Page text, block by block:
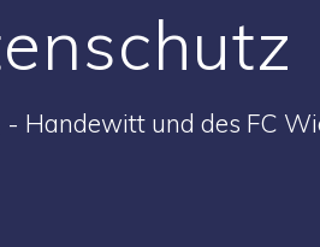
Handewitt und des FC